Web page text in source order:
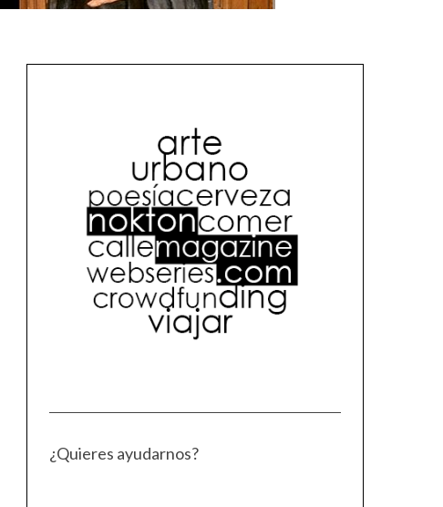
¿Quieres ayudarnos?